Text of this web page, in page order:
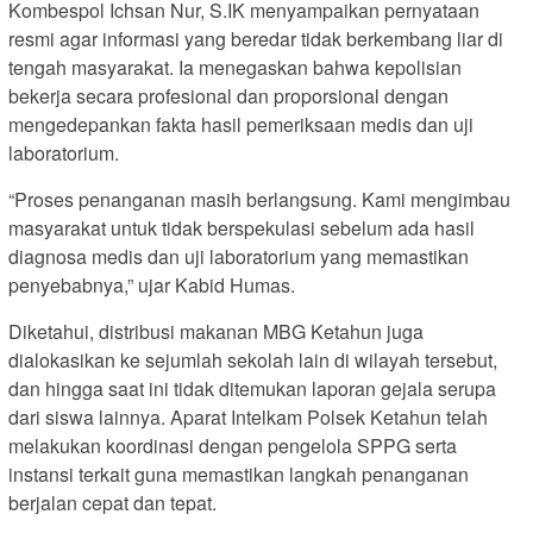
Kombespol Ichsan Nur, S.IK menyampaikan pernyataan
resmi agar informasi yang beredar tidak berkembang liar di
tengah masyarakat. Ia menegaskan bahwa kepolisian
bekerja secara profesional dan proporsional dengan
mengedepankan fakta hasil pemeriksaan medis dan uji
laboratorium.
“Proses penanganan masih berlangsung. Kami mengimbau
masyarakat untuk tidak berspekulasi sebelum ada hasil
diagnosa medis dan uji laboratorium yang memastikan
penyebabnya,” ujar Kabid Humas.
Diketahui, distribusi makanan MBG Ketahun juga
dialokasikan ke sejumlah sekolah lain di wilayah tersebut,
dan hingga saat ini tidak ditemukan laporan gejala serupa
dari siswa lainnya. Aparat Intelkam Polsek Ketahun telah
melakukan koordinasi dengan pengelola SPPG serta
instansi terkait guna memastikan langkah penanganan
berjalan cepat dan tepat.